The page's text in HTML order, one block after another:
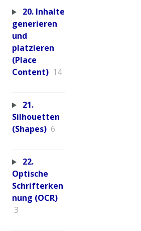
20. Inhalte
generieren
und
platzieren
(Place
Content) 14
21.
Silhouetten
(Shapes) 6
22.
Optische
Schrifterken
nung (OCR)
3